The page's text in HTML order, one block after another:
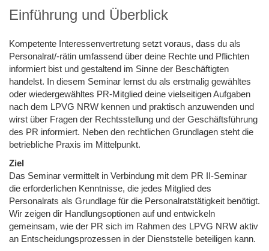
Einführung und Überblick
Kompetente Interessenvertretung setzt voraus, dass du als
Personalrat/-rätin umfassend über deine Rechte und Pflichten
informiert bist und gestaltend im Sinne der Beschäftigten
handelst. In diesem Seminar lernst du als erstmalig gewähltes
oder wiedergewähltes PR-Mitglied deine vielseitigen Aufgaben
nach dem LPVG NRW kennen und praktisch anzuwenden und
wirst über Fragen der Rechtsstellung und der Geschäftsführung
des PR informiert. Neben den rechtlichen Grundlagen steht die
betriebliche Praxis im Mittelpunkt.
Ziel
Das Seminar vermittelt in Verbindung mit dem PR II-Seminar
die erforderlichen Kenntnisse, die jedes Mitglied des
Personalrats als Grundlage für die Personalratstätigkeit benötigt.
Wir zeigen dir Handlungsoptionen auf und entwickeln
gemeinsam, wie der PR sich im Rahmen des LPVG NRW aktiv
an Entscheidungsprozessen in der Dienststelle beteiligen kann.